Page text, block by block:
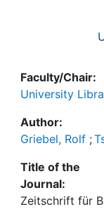
Faculty/Chair:
University
Author:
Griebel, Rolf ;
Title of the
Journal:
Zeitschrift für